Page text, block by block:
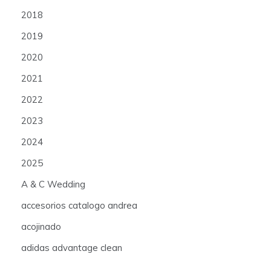
2018
2019
2020
2021
2022
2023
2024
2025
A & C Wedding
accesorios catalogo andrea
acojinado
adidas advantage clean